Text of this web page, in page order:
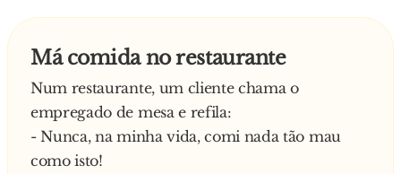
Má comida no restaurante
Num restaurante, um cliente chama o
empregado de mesa e refila:
- Nunca, na minha vida, comi nada tão mau
como isto!